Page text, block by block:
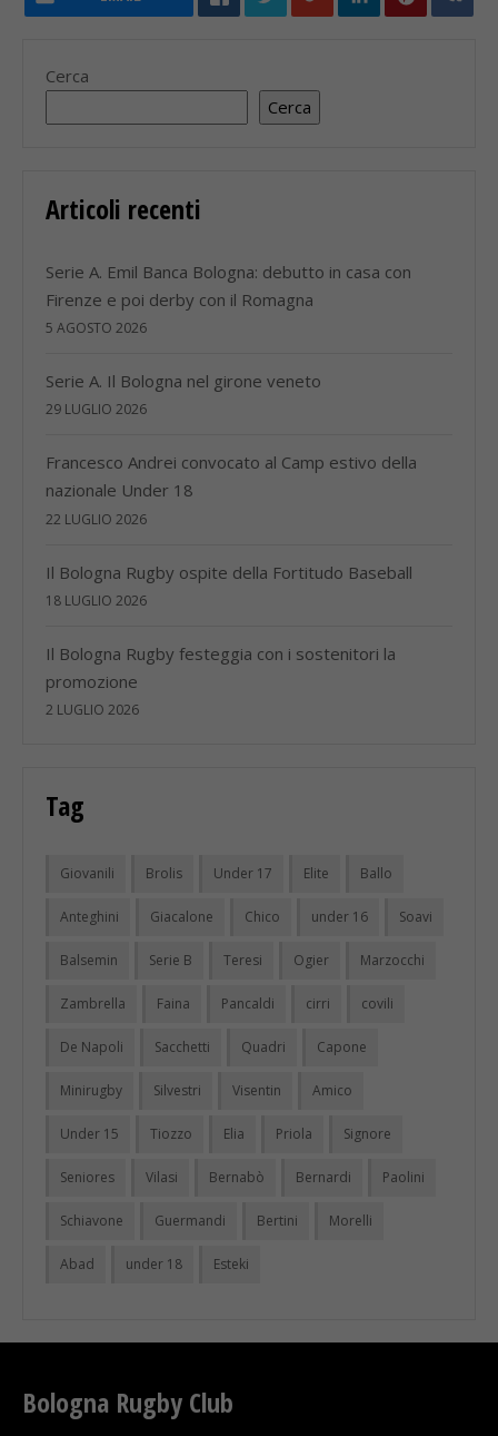
Cerca
Cerca
Articoli recenti
Serie A. Emil Banca Bologna: debutto in casa con
Firenze e poi derby con il Romagna
5 AGOSTO 2026
Serie A. Il Bologna nel girone veneto
29 LUGLIO 2026
Francesco Andrei convocato al Camp estivo della
nazionale Under 18
22 LUGLIO 2026
Il Bologna Rugby ospite della Fortitudo Baseball
18 LUGLIO 2026
Il Bologna Rugby festeggia con i sostenitori la
promozione
2 LUGLIO 2026
Tag
Giovanili Brolis Under 17 Elite Ballo
Anteghini Giacalone Chico under 16 Soavi
Balsemin Serie B Teresi Ogier Marzocchi
Zambrella Faina Pancaldi cirri covili
De Napoli Sacchetti Quadri Capone
Minirugby Silvestri Visentin Amico
Under 15 Tiozzo Elia Priola Signore
Seniores Vilasi Bernabò Bernardi Paolini
Schiavone Guermandi Bertini Morelli
Abad under 18 Esteki
Bologna Rugby Club